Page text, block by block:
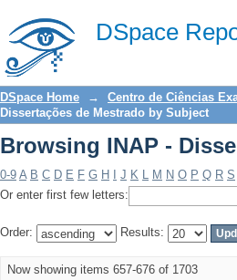
DSpace
Browsing INAP -
DSpace Home → Centro de Ciências
Dissertações de Mestrado by Subject
Browsing INAP -
0-9 A B C D E F G H J K L M N O P Q R S
Or enter first few letters:
Order: Results:
Now showing items 657-676 of 1703